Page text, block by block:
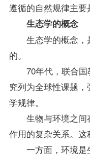
遵循的自然规律主要
生态学的概念
生态学的概念，
的。
70年代，联合国
究列为全球性课题
学规律。
生物与环境之间
作用的复杂关系。这
一方面，环境是